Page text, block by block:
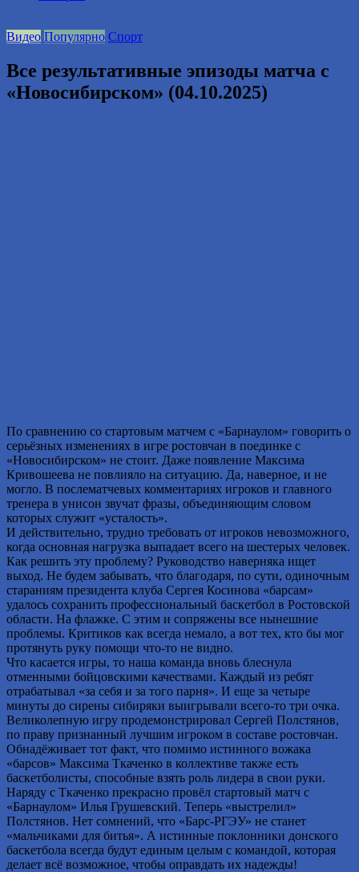
Видео Популярно Спорт
Все результативные эпизоды матча с
«Новосибирском» (04.10.2025)
По сравнению со стартовым матчем с «Барнаулом» говорить о
серьёзных изменениях в игре ростовчан в поединке с
«Новосибирском» не стоит. Даже появление Максима
Кривошеева не повлияло на ситуацию. Да, наверное, и не
могло. В послематчевых комментариях игроков и главного
тренера в унисон звучат фразы, объединяющим словом
которых служит «усталость».
И действительно, трудно требовать от игроков невозможного,
когда основная нагрузка выпадает всего на шестерых человек.
Как решить эту проблему? Руководство наверняка ищет
выход. Не будем забывать, что благодаря, по сути, одиночным
стараниям президента клуба Сергея Косинова «барсам»
удалось сохранить профессиональный баскетбол в Ростовской
области. На флажке. С этим и сопряжены все нынешние
проблемы. Критиков как всегда немало, а вот тех, кто бы мог
протянуть руку помощи что-то не видно.
Что касается игры, то наша команда вновь блеснула
отменными бойцовскими качествами. Каждый из ребят
отрабатывал «за себя и за того парня». И еще за четыре
минуты до сирены сибиряки выигрывали всего-то три очка.
Великолепную игру продемонстрировал Сергей Полстянов,
по праву признанный лучшим игроком в составе ростовчан.
Обнадёживает тот факт, что помимо истинного вожака
«барсов» Максима Ткаченко в коллективе также есть
баскетболисты, способные взять роль лидера в свои руки.
Наряду с Ткаченко прекрасно провёл стартовый матч с
«Барнаулом» Илья Грушевский. Теперь «выстрелил»
Полстянов. Нет сомнений, что «Барс-РГЭУ» не станет
«мальчиками для битья». А истинные поклонники донского
баскетбола всегда будут единым целым с командой, которая
делает всё возможное, чтобы оправдать их надежды!